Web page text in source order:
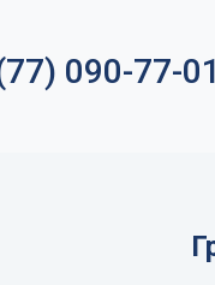
090-77-01